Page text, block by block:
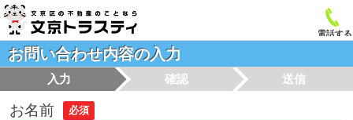
電話する
お問い合わせ内容の入力
入力 確認 送信
お名前 必須